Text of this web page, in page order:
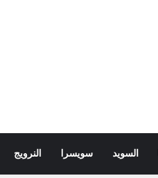
السويد سويسرا النرويج